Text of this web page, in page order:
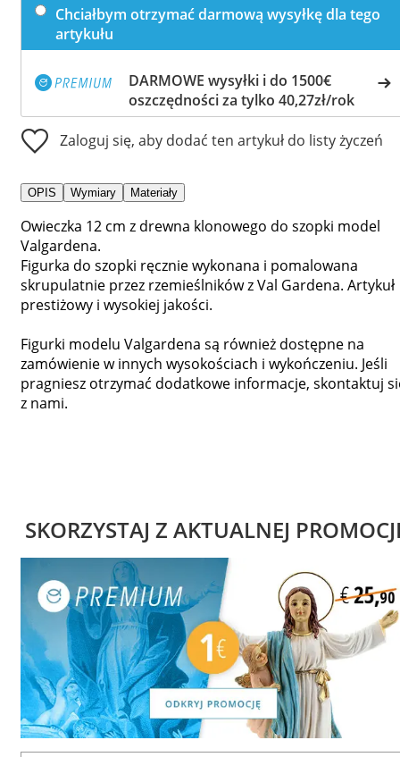
Chciałbym otrzymać darmową wysyłkę dla tego
artykułu
DARMOWE wysyłki i do 1500€
oszczędności za tylko 40,27zł/rok
Zaloguj się, aby dodać ten artykuł do listy życzeń
OPIS Wymiary Materiały
Owieczka 12 cm z drewna klonowego do szopki model
Valgardena.
Figurka do szopki ręcznie wykonana i pomalowana
skrupulatnie przez rzemieślników z Val Gardena. Artykuł
prestiżowy i wysokiej jakości.
Figurki modelu Valgardena są również dostępne na
zamówienie w innych wysokościach i wykończeniu. Jeśli
pragniesz otrzymać dodatkowe informacje, skontaktuj
z nami.
SKORZYSTAJ Z AKTUALNEJ